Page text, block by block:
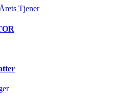
Tjener